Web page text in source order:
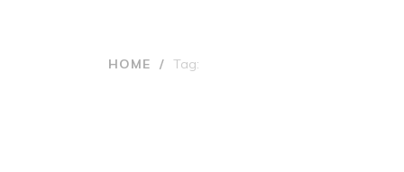
HOME / Tag: